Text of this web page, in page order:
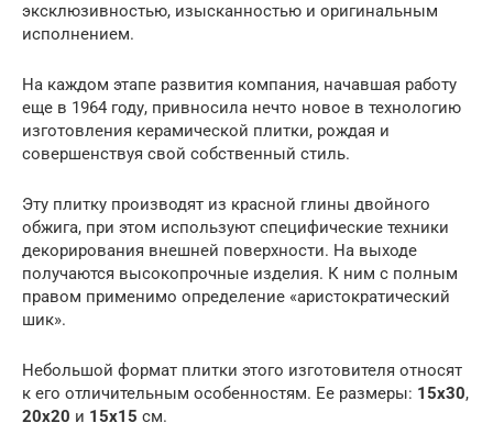
эксклюзивностью, изысканностью и оригинальным
исполнением.
На каждом этапе развития компания, начавшая работу
еще в 1964 году, привносила нечто новое в технологию
изготовления керамической плитки, рождая и
совершенствуя свой собственный стиль.
Эту плитку производят из красной глины двойного
обжига, при этом используют специфические техники
декорирования внешней поверхности. На выходе
получаются высокопрочные изделия. К ним с полным
правом применимо определение «аристократический
шик».
Небольшой формат плитки этого изготовителя относят
к его отличительным особенностям. Ее размеры: 15х30,
20х20 и 15х15 см.